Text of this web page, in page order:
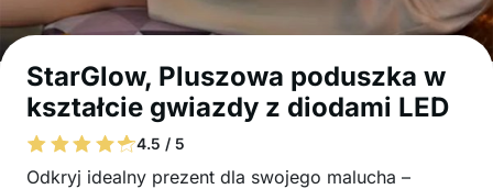
StarGlow, Pluszowa poduszka w
kształcie gwiazdy z diodami LED
4.5 / 5
Odkryj idealny prezent dla swojego malucha –